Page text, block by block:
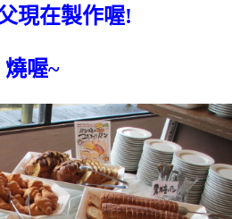
現在製作喔!
燒喔~